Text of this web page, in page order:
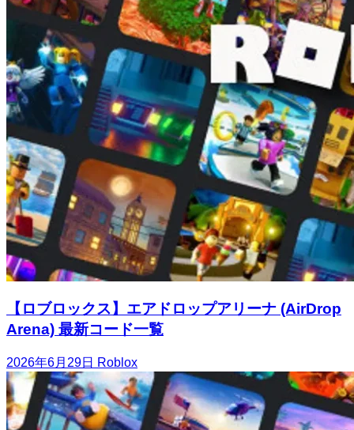
【ロブロックス】エアドロップアリーナ (AirDrop
Arena) 最新コード一覧
2026年6月29日 Roblox